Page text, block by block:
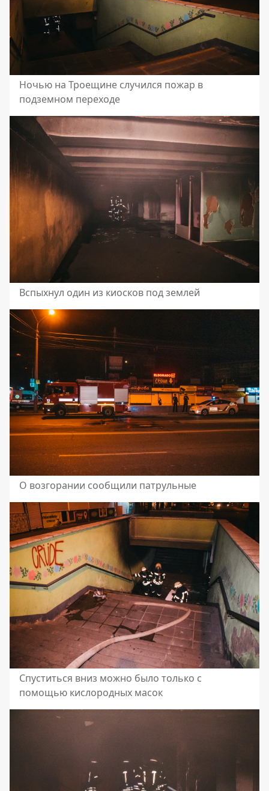
Ночью на Троещине случился пожар в
подземном переходе
Вспыхнул один из киосков под землей
О возгорании сообщили патрульные
Спуститься вниз можно было только с
помощью кислородных масок